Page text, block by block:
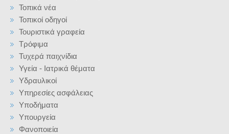
Τοπικά νέα
Τοπικοί οδηγοί
Τουριστικά γραφεία
Τρόφιμα
Τυχερά παιχνίδια
Υγεία - Ιατρικά θέματα
Υδραυλικοί
Υπηρεσίες ασφάλειας
Υποδήματα
Υπουργεία
Φανοποιεία